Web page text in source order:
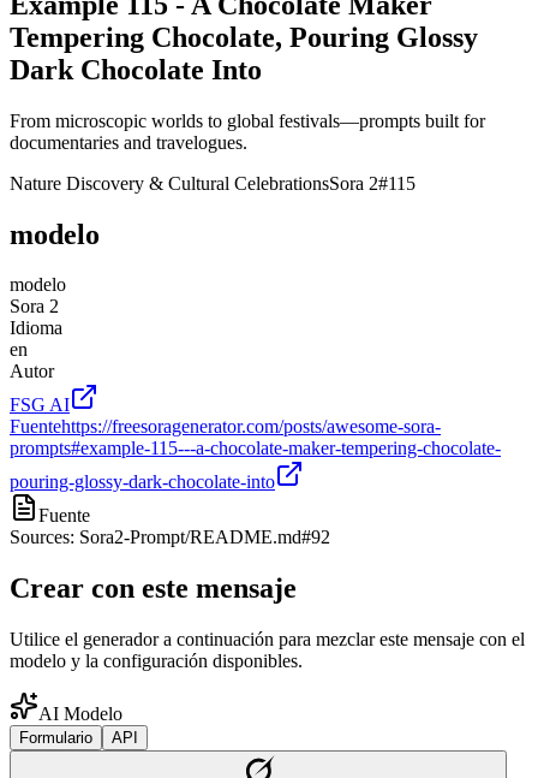
Tempering Chocolate, Pouring Glossy
Dark Chocolate Into
From microscopic worlds to global festivals—prompts built for
documentaries and travelogues.
Nature Discovery & Cultural CelebrationsSora 2#115
modelo
modelo
Sora 2
Idioma
en
Autor
FSG AI
Fuentehttps://freesoragenerator.com/posts/awesome-sora-
prompts#example-115---a-chocolate-maker-tempering-chocolate-
pouring-glossy-dark-chocolate-into
Fuente
Sources: Sora2-Prompt/README.md#92
Crear con este mensaje
Utilice el generador a continuación para mezclar este mensaje con el
modelo y la configuración disponibles.
AI Modelo
Formulario API